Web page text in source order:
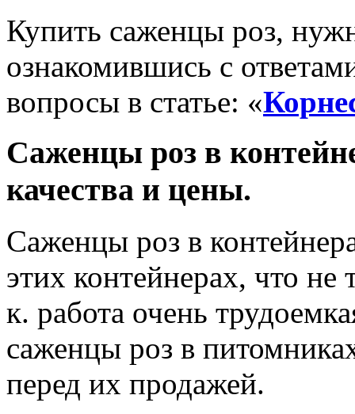
Купить саженцы роз,
ознакомившись с
вопросы в статье: «
Саженцы роз в
качества и цены.
Саженцы роз в
этих контейнерах, что не
к. работа очень
саженцы роз в
перед их продажей.